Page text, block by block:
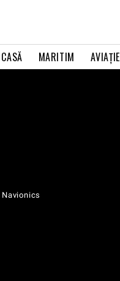
MARITIM AVIAŢIE